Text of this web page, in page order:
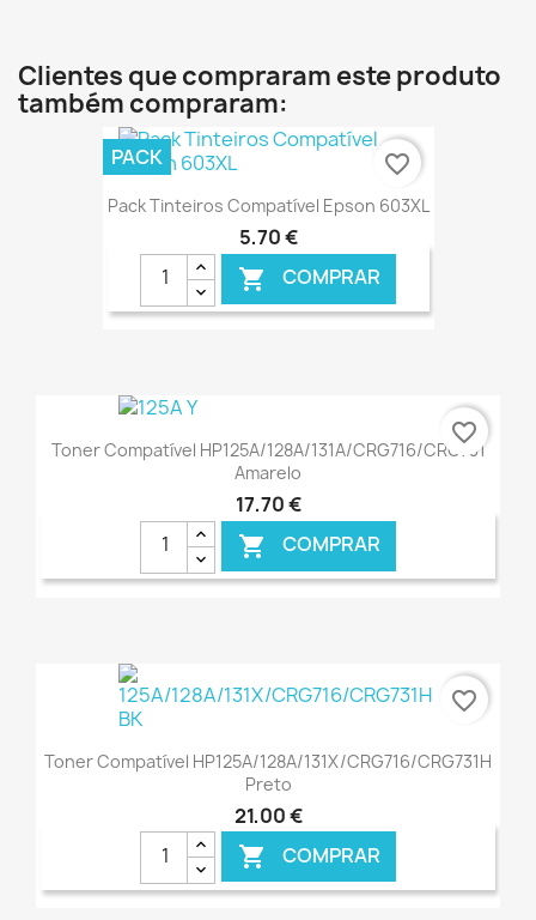
Clientes que compraram este produto
também compraram:
Pack Tinteiros Compatível Epson 603XL
5,70 €
 COMPRAR
PACK favorite_border
Toner Compatível HP125A/128A/131A/CRG716/CRG731
Amarelo
17,70 €
 COMPRAR
favorite_border
Toner Compatível HP125A/128A/131X/CRG716/CRG731H
Preto
21,00 €
 COMPRAR
favorite_border